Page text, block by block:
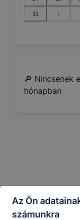
31 1
🔎 Nincsenek
hónapban
Az Ön
számunkra